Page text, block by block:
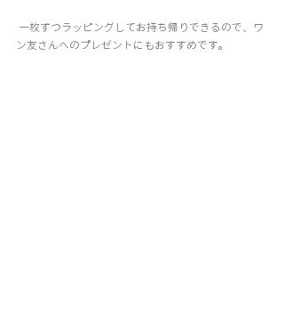
ン友さんへのプレゼントにもおすすめです。